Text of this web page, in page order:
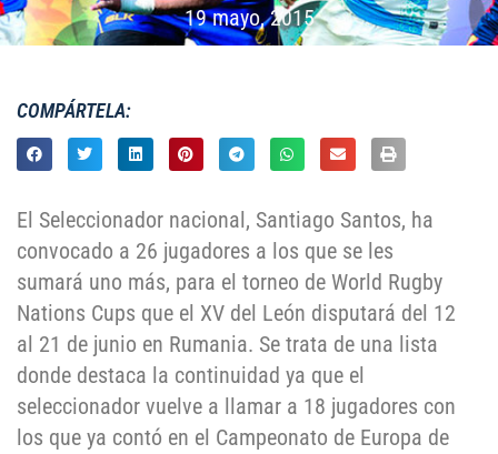
19 mayo, 2015
COMPÁRTELA:
El Seleccionador nacional, Santiago Santos, ha
convocado a 26 jugadores a los que se les
sumará uno más, para el torneo de World Rugby
Nations Cups que el XV del León disputará del 12
al 21 de junio en Rumania. Se trata de una lista
donde destaca la continuidad ya que el
seleccionador vuelve a llamar a 18 jugadores con
los que ya contó en el Campeonato de Europa de